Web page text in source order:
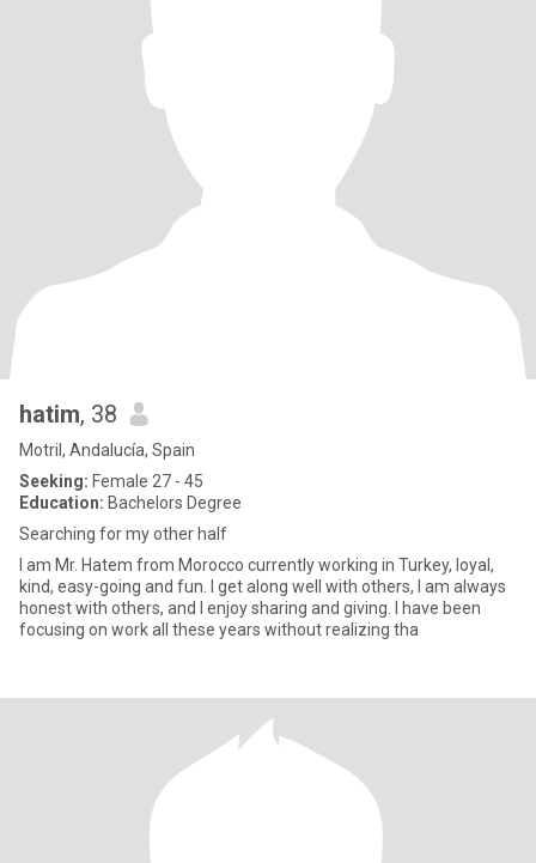
hatim, 38
Motril, Andalucía, Spain
Seeking: Female 27 - 45
Education: Bachelors Degree
Searching for my other half
I am Mr. Hatem from Morocco currently working in Turkey, loyal,
kind, easy-going and fun. I get along well with others, I am always
honest with others, and I enjoy sharing and giving. I have been
focusing on work all these years without realizing tha